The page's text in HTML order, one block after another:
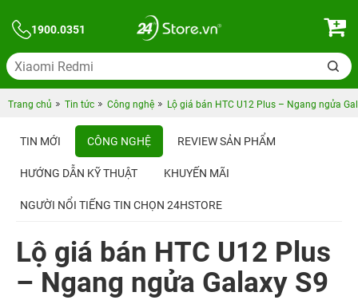
1900.0351
Trang chủ Tin tức Công nghệ Lộ giá bán HTC U12 Plus – Ngang ngửa
TIN MỚI CÔNG NGHỆ REVIEW SẢN PHẨM
HƯỚNG DẪN KỸ THUẬT KHUYẾN MÃI
NGƯỜI NỔI TIẾNG TIN CHỌN 24HSTORE
Lộ giá bán HTC U12 Plus
– Ngang ngửa Galaxy S9